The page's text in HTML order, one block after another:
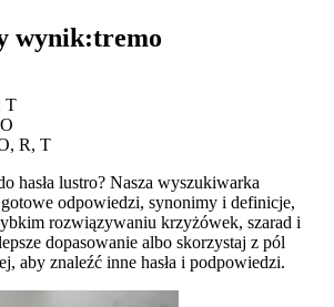
wynik:tremo
T
R, T
hasła lustro? Nasza wyszukiwarka
odpowiedzi, synonimy i definicje,
rozwiązywaniu krzyżówek, szarad i
dopasowanie albo skorzystaj z pól
aby znaleźć inne hasła i podpowiedzi.